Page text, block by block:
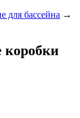
для бассейна →